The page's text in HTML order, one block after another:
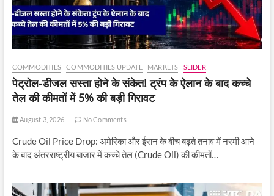
COMMODITIES COMMODITIES UPDATE MARKETS SLIDER
पेट्रोल-डीजल सस्ता होने के संकेत! ट्रंप के ऐलान के बाद कच्चे
तेल की कीमतों में 5% की बड़ी गिरावट
August 3, 2026 No Comments
Crude Oil Price Drop: अमेरिका और ईरान के बीच बढ़ते तनाव में नरमी आने
के बाद अंतरराष्ट्रीय बाजार में कच्चे तेल (Crude Oil) की कीमतों…